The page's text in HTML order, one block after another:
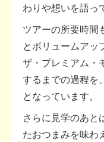
わりや想いを語っ
ツアーの所要時間
とボリュームアッ
ザ・プレミアム・
するまでの過程を
となっています。
さらに見学のあと
たおつまみを味わ